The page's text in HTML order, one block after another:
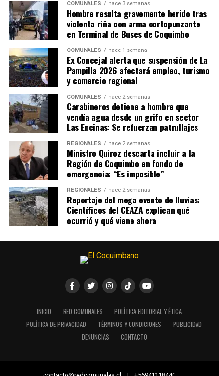
COMUNALES hace 3 semanas
Hombre resulta gravemente herido tras
violenta riña con arma cortopunzante
en Terminal de Buses de Coquimbo
COMUNALES hace 1 semana
Ex Concejal alerta que suspensión de La
Pampilla 2026 afectará empleo, turismo
y comercio regional
COMUNALES hace 2 semanas
Carabineros detiene a hombre que
vendía agua desde un grifo en sector
Las Encinas: Se refuerzan patrullajes
REGIONALES hace 2 semanas
Ministro Quiroz descarta incluir a la
Región de Coquimbo en fondo de
emergencia: “Es imposible”
REGIONALES hace 2 semanas
Reportaje del mega evento de lluvias:
Científicos del CEAZA explican qué
ocurrió y qué viene ahora
INICIO RED COMUNALES
POLÍTICA EDITORIAL Y ÉTICA
POLÍTICA DE PRIVACIDAD
TÉRMINOS Y CONDICIONES
PUBLICIDAD
DENUNCIAS
CONTACTO